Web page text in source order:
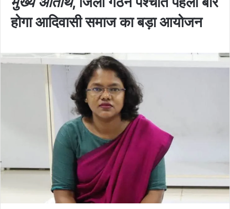
होगा आदिवासी समाज का बड़ा आयोजन